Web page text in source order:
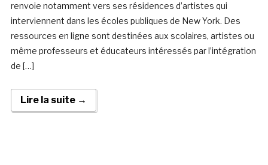
renvoie notamment vers ses résidences d’artistes qui
interviennent dans les écoles publiques de New York. Des
ressources en ligne sont destinées aux scolaires, artistes ou
même professeurs et éducateurs intéressés par l’intégration
de […]
Lire la suite →